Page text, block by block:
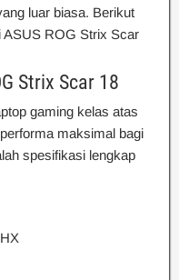
luar biasa. Berikut
ASUS ROG Strix Scar
Strix Scar 18
gaming kelas atas
maksimal bagi
spesifikasi lengkap